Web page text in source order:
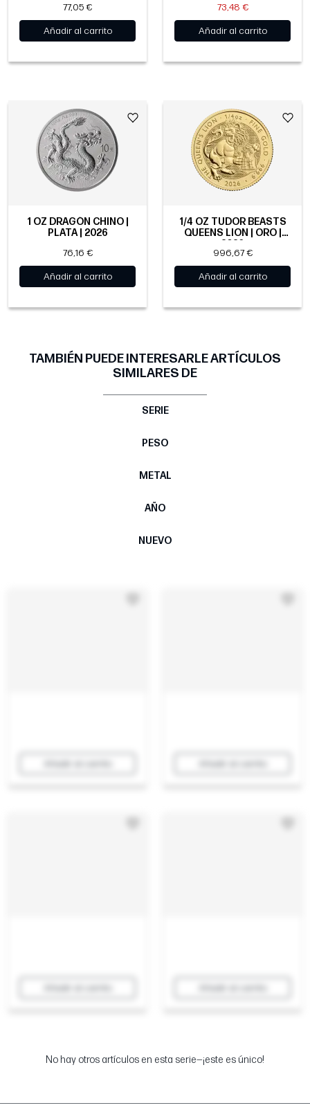
77,05 €
Añadir al carrito
73,48 €
Añadir al carrito
1 OZ DRAGÓN CHINO |
PLATA | 2026
76,16 €
Añadir al carrito
1/4 OZ TUDOR BEASTS
QUEENS LION | ORO |
2026
996,67 €
Añadir al carrito
TAMBIÉN PUEDE INTERESARLE ARTÍCULOS
SIMILARES DE
SERIE
PESO
METAL
AÑO
NUEVO
No hay otros artículos en esta serie—¡este es único!